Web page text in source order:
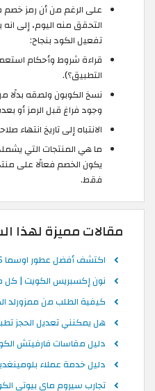
على الرغم من أن رمز خصم
التحقق منه اليوم، إلى انه
تفعيل الكود بنجاح:
قراءة شروط وأحكام
التطبيق؟).
نسخ الكوبون ولصقه بدلًا
وجود فراغ قبل الرمز أو
الانتباه إلى تاريخ انتهاء
ما هي المنتجات التي
يكون الخصم فعالًا على
فقط.
مقالات مميزة لهذا
اكتشف أفضل عطور اوسما 2026 للجنسين في الكويت
نون إكسبريس الكويت | كل
كيفية الطلب من ممزورلد
هل يمكنني تعديل الحجز
دليل مقاسات فارفيتش
دليل خدمة عملاء
تجارب سيروم ماي بيوتي